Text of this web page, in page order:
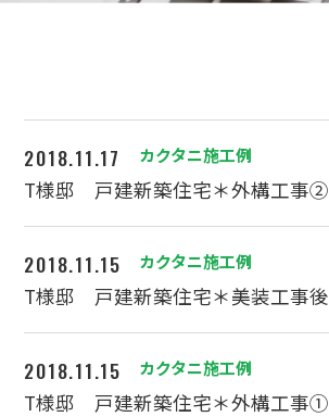
会社概要
2018.11.17 カクタニ施工例
T様邸 戸建新築住宅＊外構工事②
2018.11.15 カクタニ施工例
T様邸 戸建新築住宅＊美装工事後
2018.11.15 カクタニ施工例
T様邸 戸建新築住宅＊外構工事①